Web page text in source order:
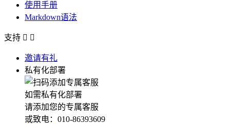
使用手册
Markdown语法
支持  
邀请有礼
私有化部署
如需私有化部署
请添加您的专属客服
或致电：010-86393609